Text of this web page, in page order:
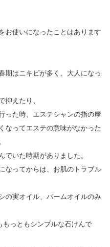
お使いになったことはあります
期はニキビが多く、大人になっ
抑えたり、
った時、エステシャンの指の摩
なってエステの意味がなかった
でいた時期がありました。
なってからは、お肌のトラブル
の実オイル、パームオイルのみ
っともシンプルな石けんで